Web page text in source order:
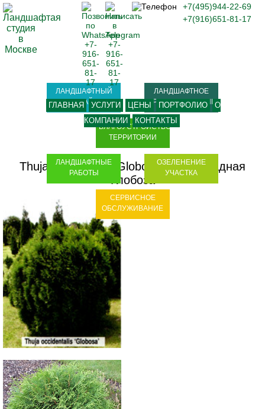
Thuja occidentalis Globosa-Туя западная
Глобоза
+7(495)944-22-69
+7(916)651-81-17
ГЛАВНАЯ УСЛУГИ ЦЕНЫ ПОРТФОЛИО
О
КОМПАНИИ
КОНТАКТЫ
ЛАНДШАФТНЫЙ
ДИЗАЙН
ЛАНДШАФТНОЕ
ПРОЕКТИРОВАНИЕ
БЛАГОУСТРОЙСТВО
ТЕРРИТОРИИ
ЛАНДШАФТНЫЕ
РАБОТЫ
ОЗЕЛЕНЕНИЕ
УЧАСТКА
СЕРВИСНОЕ
ОБСЛУЖИВАНИЕ